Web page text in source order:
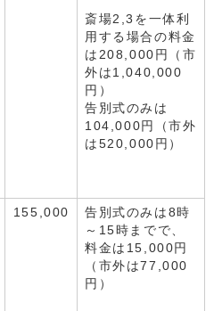
斎場2,3を一体利
用する場合の料金
は208,000円（市
外は1,040,000
円）
告別式のみは
104,000円（市外
は520,000円）
155,000
告別式のみは8時
～15時までで、
料金は15,000円
（市外は77,000
円）